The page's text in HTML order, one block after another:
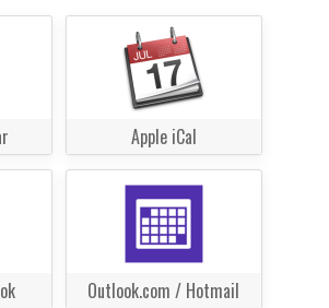
Apple iCal
Outlook.com / Hotmail